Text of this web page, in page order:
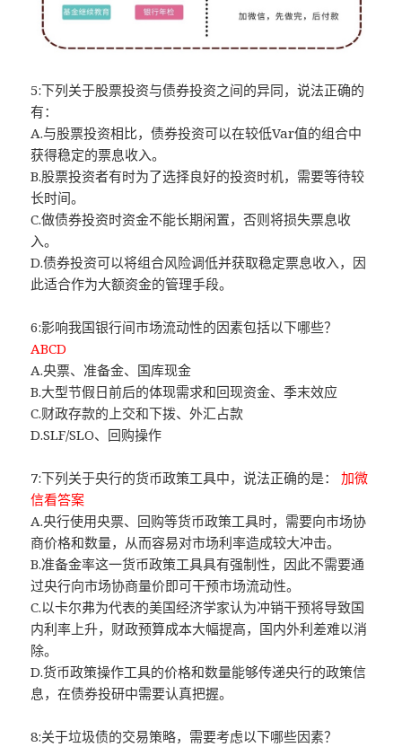
5:下列关于股票投资与债券投资之间的异同，说法正确的
有：
A.与股票投资相比，债券投资可以在较低Var值的组合中
获得稳定的票息收入。
B.股票投资者有时为了选择良好的投资时机，需要等待较
长时间。
C.做债券投资时资金不能长期闲置，否则将损失票息收
入。
D.债券投资可以将组合风险调低并获取稳定票息收入，因
此适合作为大额资金的管理手段。
6:影响我国银行间市场流动性的因素包括以下哪些？
ABCD
A.央票、准备金、国库现金
B.大型节假日前后的体现需求和回现资金、季末效应
C.财政存款的上交和下拨、外汇占款
D.SLF/SLO、回购操作
7:下列关于央行的货币政策工具中，说法正确的是：加微
信看答案
A.央行使用央票、回购等货币政策工具时，需要向市场协
商价格和数量，从而容易对市场利率造成较大冲击。
B.准备金率这一货币政策工具具有强制性，因此不需要通
过央行向市场协商量价即可干预市场流动性。
C.以卡尔弗为代表的美国经济学家认为冲销干预将导致国
内利率上升，财政预算成本大幅提高，国内外利差难以消
除。
D.货币政策操作工具的价格和数量能够传递央行的政策信
息，在债券投研中需要认真把握。
8:关于垃圾债的交易策略，需要考虑以下哪些因素？